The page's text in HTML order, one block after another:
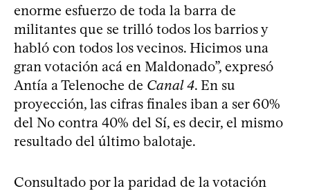
enorme esfuerzo de toda la barra de
militantes que se trilló todos los barrios y
habló con todos los vecinos. Hicimos una
gran votación acá en Maldonado”, expresó
Antía a Telenoche de Canal 4. En su
proyección, las cifras finales iban a ser 60%
del No contra 40% del Sí, es decir, el mismo
resultado del último balotaje.
Consultado por la paridad de la votación